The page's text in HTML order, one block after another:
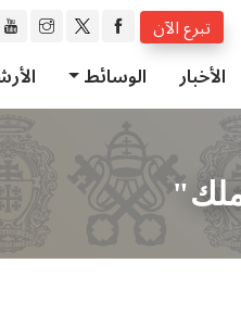
تبرع الآن
الأخبار الوسائط